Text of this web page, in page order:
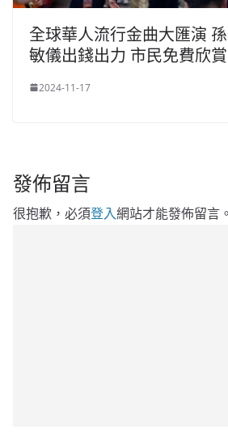
全球華人流行金曲大匯演
敏儀出錢出力 市民免費欣賞
2024-11-17
發佈留言
很抱歉，必須登入網站才能發佈留言。